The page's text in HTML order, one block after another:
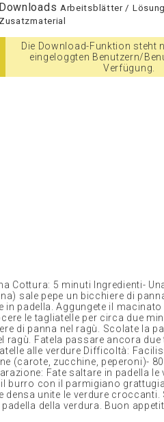
Downloads Arbeitsblätter /
Zusatzmaterial
Die Download-Funktion steht
eingeloggten Benutzern/
Verfügung.
Cottura: 5 minuti Ingredienti-
sale pepe un bicchiere di
padella. Aggungete il
le tagliatelle per circa due
di panna nel ragù. Scolate la
ragù. Fatela passare ancora due
alle verdure Difficoltà:
(carote, zucchine, peperoni)-
Fate saltare in padella le
burro con il parmigiano
unite le verdure croccanti.
della verdura. Buon